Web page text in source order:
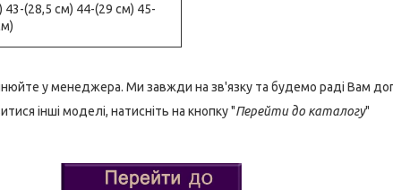
(28,5 см) 44-(29 см) 45-
у менеджера. Ми завжди на зв'язку та будемо раді Вам
інші моделі, натисніть на кнопку "Перейти до каталогу"